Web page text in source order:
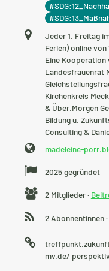
#SDG:
#SDG:
#SDG:
#SDG:
#SDG:
#SDG:
#SDG:
Anschrift
Jeder 1. Freitag
Ferien) online von
Eine Kooperation
Landesfrauenrat
Kirchenkreis
& Über.Morgen
Bildung u.
Consulting &
Website
madeleine-
Gründung
2025 gegründet
Anzahl
2 Mitglieder ·
2 Abonnentinnen ·
URL
auf
mv.de/